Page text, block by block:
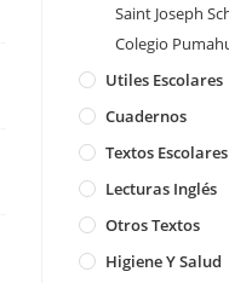
Saint Joseph
Colegio
Utiles Escolares
Cuadernos
Textos Escolares
Lecturas Inglés
Otros Textos
Higiene Y Salud